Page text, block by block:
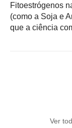
Fitoestrógenos
(como a Soja e
que a ciência
Ver